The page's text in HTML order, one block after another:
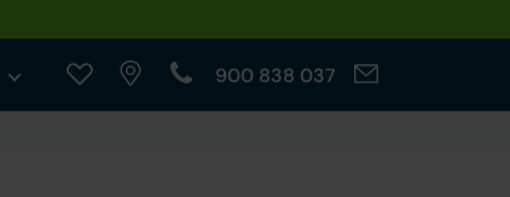
900 838 037